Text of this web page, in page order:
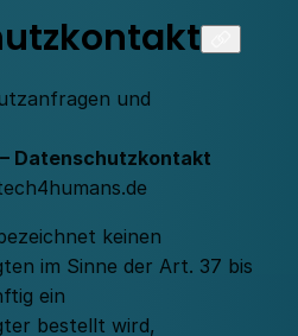
und
Datenschutzkontakt
keinen
im Sinne der Art. 37 bis
ein
bestellt wird,